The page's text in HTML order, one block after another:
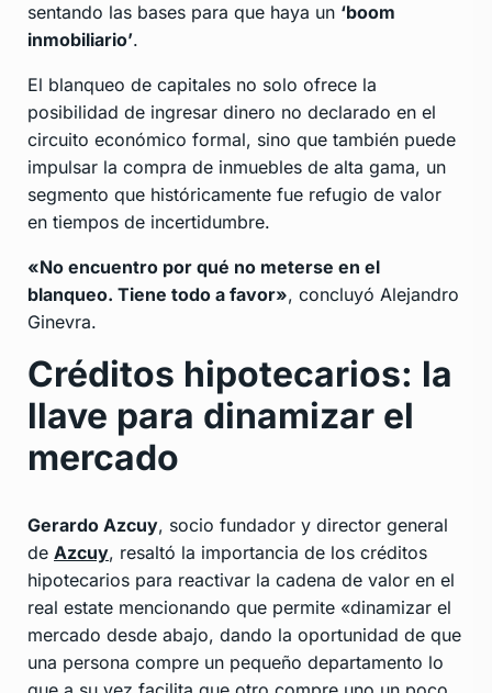
sentando las bases para que haya un ‘boom
inmobiliario’.
El blanqueo de capitales no solo ofrece la
posibilidad de ingresar dinero no declarado en el
circuito económico formal, sino que también puede
impulsar la compra de inmuebles de alta gama, un
segmento que históricamente fue refugio de valor
en tiempos de incertidumbre.
«No encuentro por qué no meterse en el
blanqueo. Tiene todo a favor», concluyó Alejandro
Ginevra.
Créditos hipotecarios: la
llave para dinamizar el
mercado
Gerardo Azcuy, socio fundador y director general
de Azcuy, resaltó la importancia de los créditos
hipotecarios para reactivar la cadena de valor en el
real estate mencionando que permite «dinamizar el
mercado desde abajo, dando la oportunidad de que
una persona compre un pequeño departamento lo